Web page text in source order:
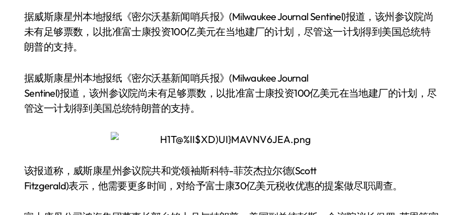
据威斯康星州本地报纸《密尔沃基新闻哨兵报》(Milwaukee Journal Sentinel)报道，该州参议院尚
未有足够票数，以批准富士康投资100亿美元在当地建厂的计划，尽管这一计划得到美国总统特
朗普的支持。
据威斯康星州本地报纸《密尔沃基新闻哨兵报》(Milwaukee Journal
Sentinel)报道，该州参议院尚未有足够票数，以批准富士康投资100亿美元在当地建厂的计划，尽
管这一计划得到美国总统特朗普的支持。
该报道称，威斯康星州参议院共和党领袖斯科特-菲茨杰拉尔德(Scott
Fitzgerald)表示，他需要更多时间，对给予富士康30亿美元税收优惠的提案做尽职调查。